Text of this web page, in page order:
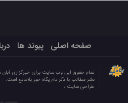
صفحه اصلی پیوند ها
تمام حقوق این وب سایت برای خبرگزاری
نشر مطالب با ذکر نام پگاه خبر بلامانع است.
طراحی سایت :